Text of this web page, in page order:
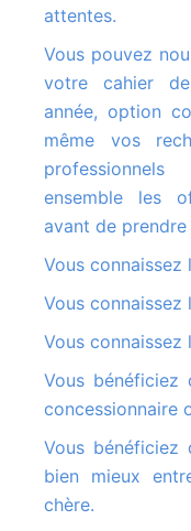
attentes.
Vous pouvez nous confier vos recherches selon
votre cahier
année, option
même vos
ensemble les
avant de
Vous
Vous
Vous
Vous bénéficiez d’un contrat en direct avec le
concessionnaire
Vous bénéficiez d'un véhicule mieux équipé et
bien mieux
chère.